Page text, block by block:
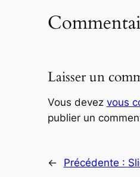
Laisser un
Vous devez vous
publier un
← Précédente :